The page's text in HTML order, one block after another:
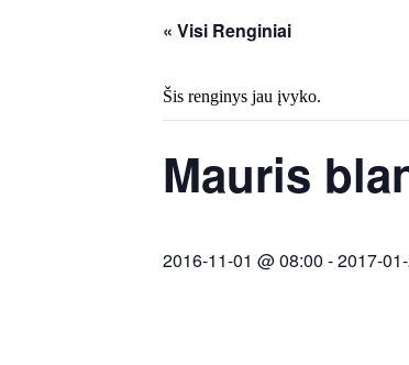
« Visi Renginiai
Šis renginys jau įvyko.
Mauris
2016-11-01 @ 08:00 -2017-